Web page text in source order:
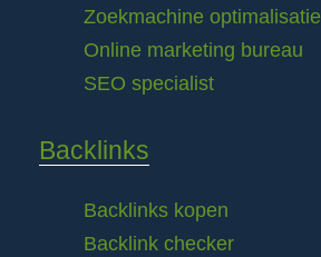
Zoekmachine optimalisatie
Online marketing bureau
SEO specialist
Backlinks
Backlinks kopen
Backlink checker